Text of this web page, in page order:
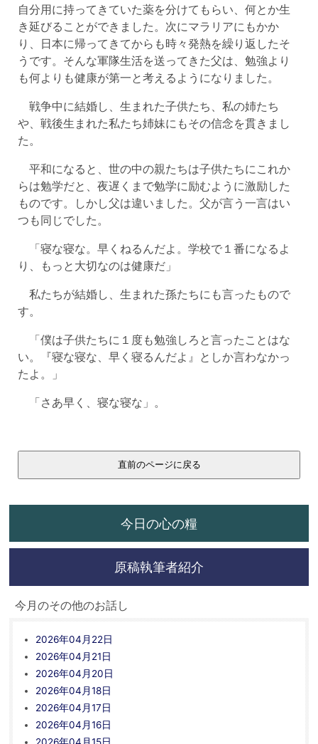
自分用に持ってきていた薬を分けてもらい、何とか生
き延びることができました。次にマラリアにもかか
り、日本に帰ってきてからも時々発熱を繰り返したそ
うです。そんな軍隊生活を送ってきた父は、勉強より
も何よりも健康が第一と考えるようになりました。
戦争中に結婚し、生まれた子供たち、私の姉たち
や、戦後生まれた私たち姉妹にもその信念を貫きまし
た。
平和になると、世の中の親たちは子供たちにこれか
らは勉学だと、夜遅くまで勉学に励むように激励した
ものです。しかし父は違いました。父が言う一言はい
つも同じでした。
「寝な寝な。早くねるんだよ。学校で１番になるよ
り、もっと大切なのは健康だ」
私たちが結婚し、生まれた孫たちにも言ったもので
す。
「僕は子供たちに１度も勉強しろと言ったことはな
い。『寝な寝な、早く寝るんだよ』としか言わなかっ
たよ。」
「さあ早く、寝な寝な」。
今日の心の糧
原稿執筆者紹介
今月のその他のお話し
2026年04月22日
2026年04月21日
2026年04月20日
2026年04月18日
2026年04月17日
2026年04月16日